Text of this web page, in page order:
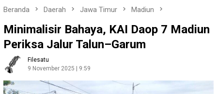
Beranda Daerah Jawa Timur Madiun
Minimalisir Bahaya, KAI Daop 7 Madiun
Periksa Jalur Talun–Garum
Filesatu
9 November 2025 | 9:59